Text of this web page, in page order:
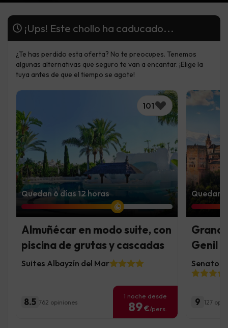
¡Ups! Este chollo ha caducado...
¿Te has perdido esta oferta? No te preocupes. Tenemos
algunas alternativas que seguro te van a encantar. ¡Elige la
tuya antes de que el tiempo se agote!
101
Quedan 6 días 12 horas
Almuñécar en modo suite, con
piscina de grutas y cascadas
Suites Albayzín del Mar
8.5 762 opiniones
1 noche desde
89€/pers.
Quedan
Genil
Senator
9 127